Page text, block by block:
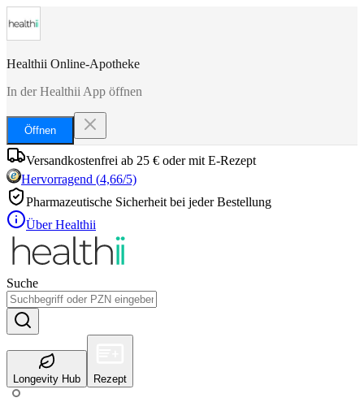
Healthii Online-Apotheke
In der Healthii App öffnen
Öffnen
Versandkostenfrei ab 25 € oder mit E-Rezept
Hervorragend (4,66/5)
Pharmazeutische Sicherheit bei jeder Bestellung
Über Healthii
Suche
Longevity Hub Rezept